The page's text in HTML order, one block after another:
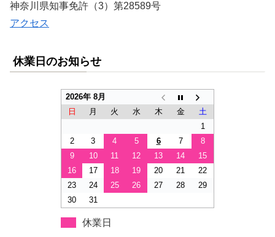
神奈川県知事免許（3）第28589号
アクセス
休業日のお知らせ
2026年 8月
日
月 火 水 木 金
土
1
2
3 4 5 6 7
8
9
10 11 12 13 14
15
16
17 18 19 20 21
22
23
24 25 26 27 28
29
30
31
休業日